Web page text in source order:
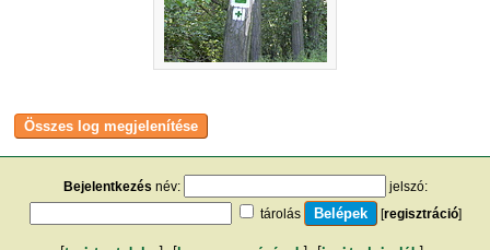
Bejelentkezés név:
jelszó:
tárolás
[regisztráció]